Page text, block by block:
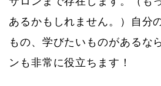
あるかもしれません。）自分
もの、学びたいものがあるな
ンも非常に役立ちます！